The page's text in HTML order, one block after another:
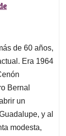
de 60 años,
Era 1964
Bernal
un
y al
modesta,